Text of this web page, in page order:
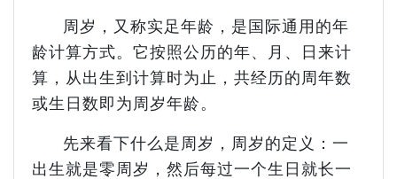
周岁，又称实足年龄，是国际通用的年
龄计算方式。它按照公历的年、月、日来计
算，从出生到计算时为止，共经历的周年数
或生日数即为周岁年龄。
先来看下什么是周岁，周岁的定义：一
出生就是零周岁，然后每过一个生日就长一